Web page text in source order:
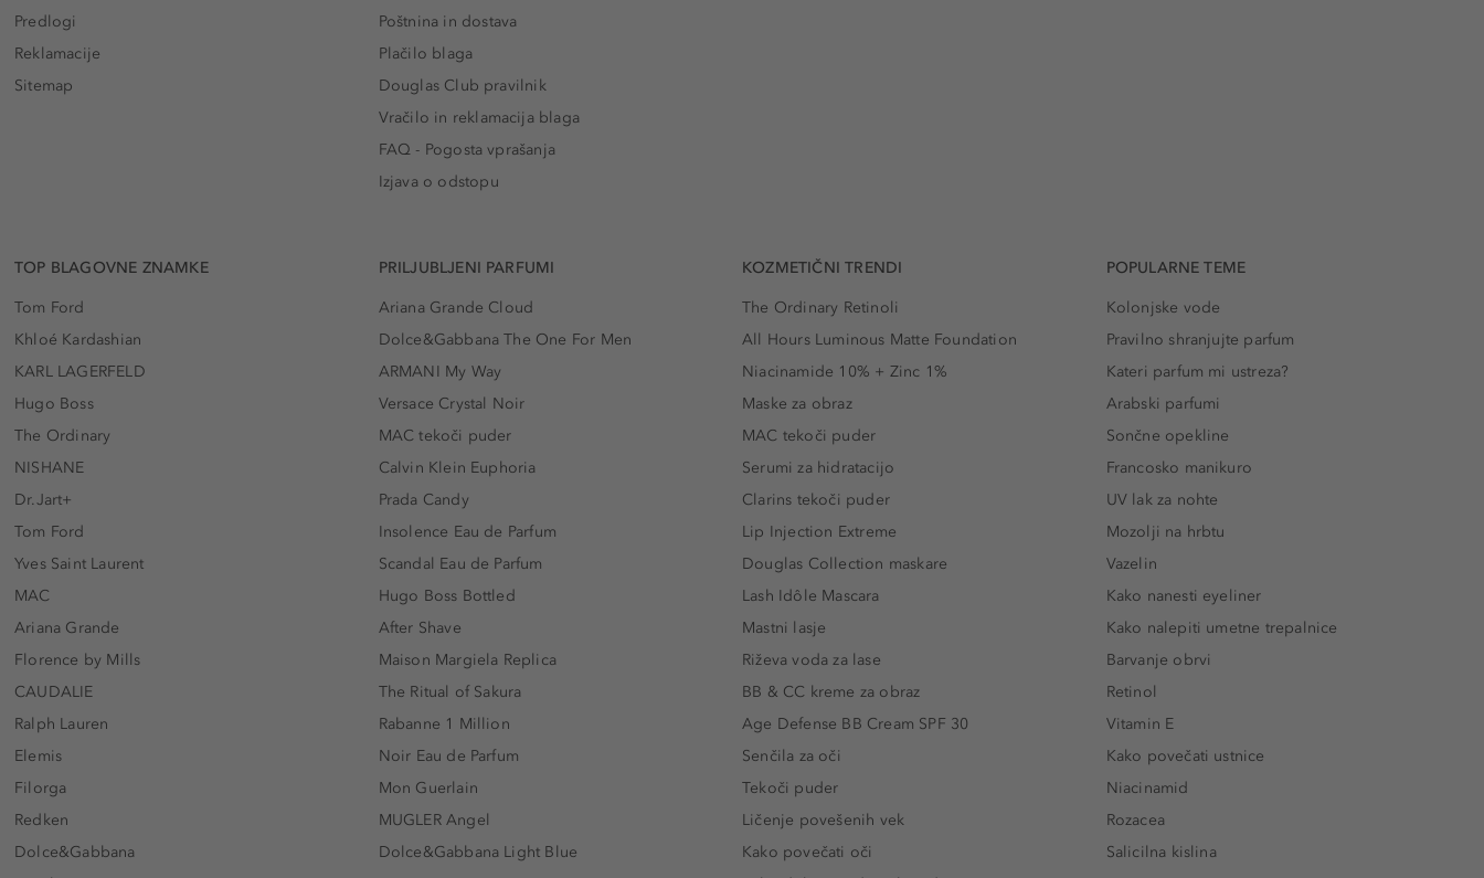
Predlogi
Reklamacije
Sitemap
Poštnina in dostava
Plačilo blaga
Douglas Club pravilnik
Vračilo in reklamacija blaga
FAQ - Pogosta vprašanja
Izjava o odstopu
TOP BLAGOVNE ZNAMKE
Tom Ford
Khloé Kardashian
KARL LAGERFELD
Hugo Boss
The Ordinary
NISHANE
Dr.Jart+
Tom Ford
Yves Saint Laurent
MAC
Ariana Grande
Florence by Mills
CAUDALIE
Ralph Lauren
Elemis
Filorga
Redken
Dolce&Gabbana
PRILJUBLJENI PARFUMI
Ariana Grande Cloud
Dolce&Gabbana The One For Men
ARMANI My Way
Versace Crystal Noir
MAC tekoči puder
Calvin Klein Euphoria
Prada Candy
Insolence Eau de Parfum
Scandal Eau de Parfum
Hugo Boss Bottled
After Shave
Maison Margiela Replica
The Ritual of Sakura
Rabanne 1 Million
Noir Eau de Parfum
Mon Guerlain
MUGLER Angel
Dolce&Gabbana Light Blue
KOZMETIČNI TRENDI
The Ordinary Retinoli
All Hours Luminous Matte Foundation
Niacinamide 10% + Zinc 1%
Maske za obraz
MAC tekoči puder
Serumi za hidratacijo
Clarins tekoči puder
Lip Injection Extreme
Douglas Collection maskare
Lash Idôle Mascara
Mastni lasje
Riževa voda za lase
BB & CC kreme za obraz
Age Defense BB Cream SPF 30
Senčila za oči
Tekoči puder
Ličenje povešenih vek
Kako povečati oči
POPULARNE TEME
Kolonjske vode
Pravilno shranjujte parfum
Kateri parfum mi ustreza?
Arabski parfumi
Sončne opekline
Francosko manikuro
UV lak za nohte
Mozolji na hrbtu
Vazelin
Kako nanesti eyeliner
Kako nalepiti umetne trepalnice
Barvanje obrvi
Retinol
Vitamin E
Kako povečati ustnice
Niacinamid
Rozacea
Salicilna kislina